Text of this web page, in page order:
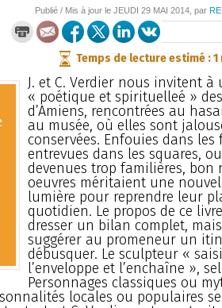
Publié / Mis à jour le JEUDI 29 MAI 2014 , par
Temps de lecture estimé : 1
J. et C. Verdier nous invitent à
« poétique et spirituelleé »
d’Amiens, rencontrées au
au musée, où elles sont
conservées. Enfouies dans
entrevues dans les squares,
devenues trop familières, bon
oeuvres méritaient une
lumière pour reprendre leur
quotidien. Le propos de ce
dresser un bilan complet,
suggérer au promeneur un
débusquer. Le sculpteur «
l’enveloppe et l’enchaîne »,
Personnages classiques ou
locales ou populaires